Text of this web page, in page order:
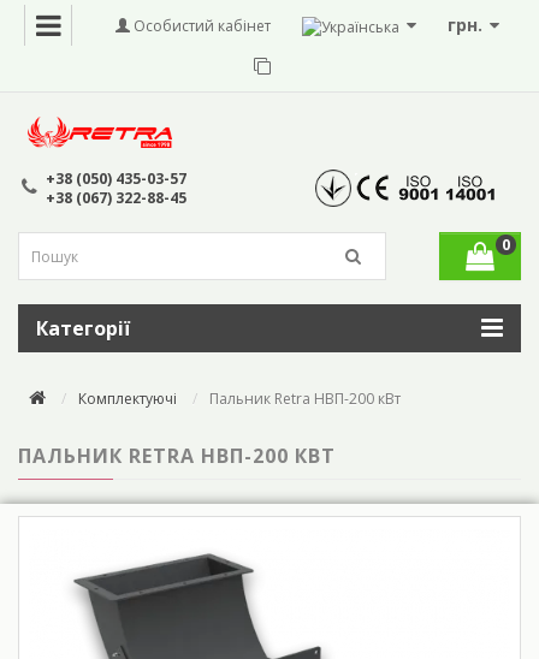
грн.
Особистий кабінет
+38 (050) 435-03-57
+38 (067) 322-88-45
0
Категорії
Комплектуючі Пальник Retra НВП-200 кВт
ПАЛЬНИК RETRA НВП-200 КВТ